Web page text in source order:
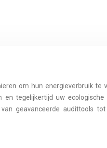
om hun energieverbruik te
tegelijkertijd uw
geavanceerde audittools